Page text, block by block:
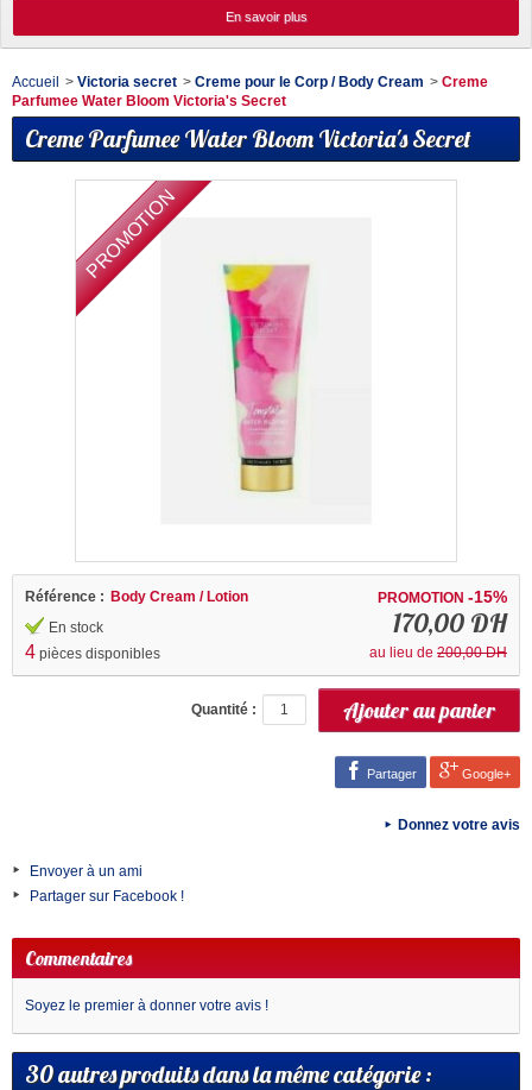
En savoir plus
Accueil > Victoria secret > Creme pour le Corp / Body Cream > Creme
Parfumee Water Bloom Victoria's Secret
Creme Parfumee Water Bloom Victoria's Secret
PROMOTION
PROMOTION -15%
170,00 DH
au lieu de 200,00 DH
Référence : Body Cream / Lotion
En stock
4 pièces disponibles
Quantité :
Partager Google+
Donnez votre avis
Envoyer à un ami
Partager sur Facebook !
Commentaires
Soyez le premier à donner votre avis !
30 autres produits dans la même catégorie :